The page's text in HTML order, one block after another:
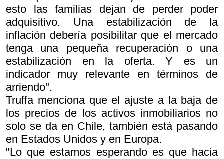
esto las familias dejan de perder poder
adquisitivo. Una estabilización de la
inflación debería posibilitar que el mercado
tenga una pequeña recuperación o una
estabilización en la oferta. Y es un
indicador muy relevante en términos de
arriendo".
Truffa menciona que el ajuste a la baja de
los precios de los activos inmobiliarios no
solo se da en Chile, también está pasando
en Estados Unidos y en Europa.
"Lo que estamos esperando es que hacia